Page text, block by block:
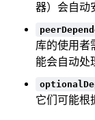
器）会自动
库的使用者
能会自动处
它们可能根